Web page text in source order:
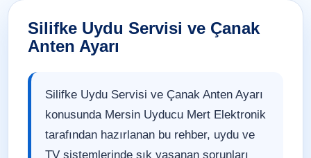
Silifke Uydu Servisi ve Çanak
Anten Ayarı
Silifke Uydu Servisi ve Çanak Anten Ayarı
konusunda Mersin Uyducu Mert Elektronik
tarafından hazırlanan bu rehber, uydu ve
TV sistemlerinde sık yaşanan sorunları